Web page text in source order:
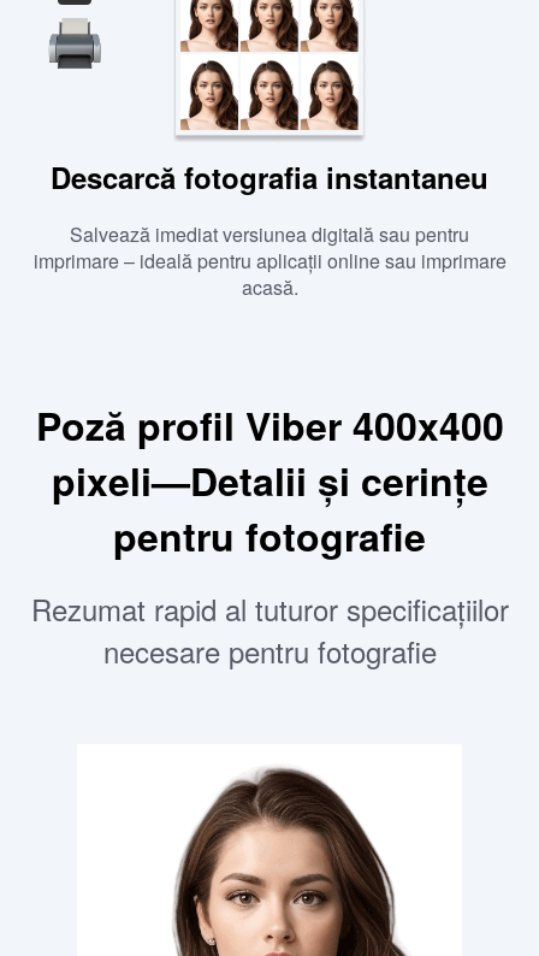
Descarcă fotografia instantaneu
Salvează imediat versiunea digitală sau pentru
imprimare – ideală pentru aplicații online sau imprimare
acasă.
Poză profil Viber 400x400
pixeli—Detalii și cerințe
pentru fotografie
Rezumat rapid al tuturor specificațiilor
necesare pentru fotografie